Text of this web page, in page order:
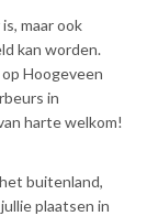
maar ook
kan worden.
Hoogeveen
in
harte welkom!
buitenland,
plaatsen in